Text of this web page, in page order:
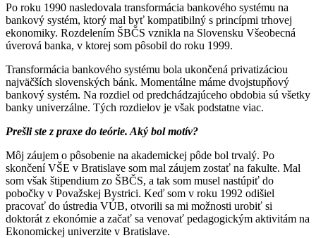
Po roku 1990 nasledovala transformácia bankového systému na
bankový systém, ktorý mal byť kompatibilný s princípmi trhovej
ekonomiky. Rozdelením ŠBČS vznikla na Slovensku Všeobecná
úverová banka, v ktorej som pôsobil do roku 1999.
Transformácia bankového systému bola ukončená privatizáciou
najväčších slovenských bánk. Momentálne máme dvojstupňový
bankový systém. Na rozdiel od predchádzajúceho obdobia sú všetky
banky univerzálne. Tých rozdielov je však podstatne viac.
Prešli ste z praxe do teórie. Aký bol motív?
Môj záujem o pôsobenie na akademickej pôde bol trvalý. Po
skončení VŠE v Bratislave som mal záujem zostať na fakulte. Mal
som však štipendium zo ŠBČS, a tak som musel nastúpiť do
pobočky v Považskej Bystrici. Keď som v roku 1992 odišiel
pracovať do ústredia VÚB, otvorili sa mi možnosti urobiť si
doktorát z ekonómie a začať sa venovať pedagogickým aktivitám na
Ekonomickej univerzite v Bratislave.